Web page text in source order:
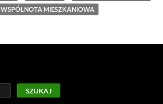
WSPÓLNOTA MIESZKANIOWA
SZUKAJ